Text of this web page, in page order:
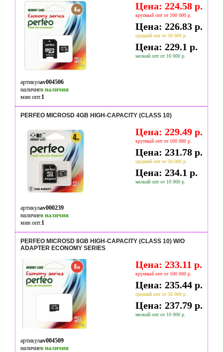
Цена: 224.58 р.
крупный опт от 100 000 р.
Цена: 226.83 р.
средний опт от 50 000 р.
Цена: 229.1 р.
мелкий опт от 10 000 р.
артикулav004506
наличиев наличии
мин опт.1
PERFEO MICROSD 4GB HIGH-CAPACITY (CLASS 10)
Цена: 229.49 р.
крупный опт от 100 000 р.
Цена: 231.78 р.
средний опт от 50 000 р.
Цена: 234.1 р.
мелкий опт от 10 000 р.
артикулav000239
наличиев наличии
мин опт.1
PERFEO MICROSD 8GB HIGH-CAPACITY (CLASS 10) W/O
ADAPTER ECONOMY SERIES
Цена: 233.11 р.
крупный опт от 100 000 р.
Цена: 235.44 р.
средний опт от 50 000 р.
Цена: 237.79 р.
мелкий опт от 10 000 р.
артикулav004509
наличиев наличии